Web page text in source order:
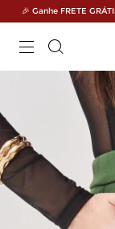
🎉 Ganhe FRETE